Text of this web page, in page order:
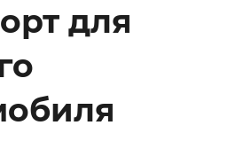
для